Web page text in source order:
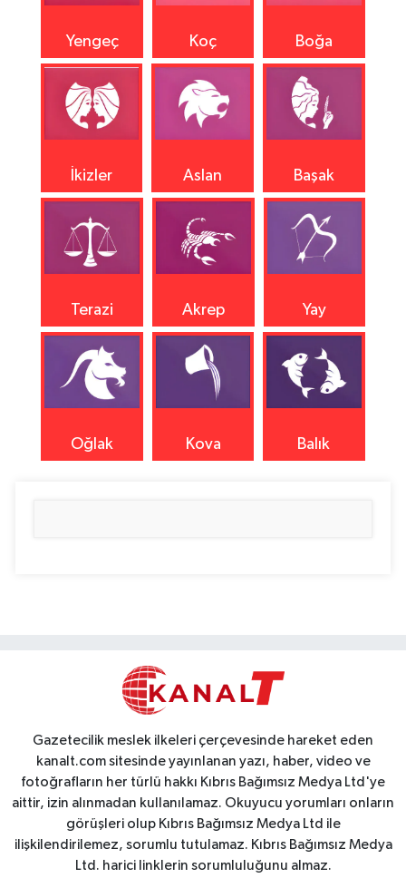
Yengeç Koç Boğa
İkizler Aslan Başak
Terazi Akrep Yay
Oğlak Kova Balık
Gazetecilik meslek ilkeleri çerçevesinde hareket eden
kanalt.com sitesinde yayınlanan yazı, haber, video ve
fotoğrafların her türlü hakkı Kıbrıs Bağımsız Medya Ltd'ye
aittir, izin alınmadan kullanılamaz. Okuyucu yorumları onların
görüşleri olup Kıbrıs Bağımsız Medya Ltd ile
ilişkilendirilemez, sorumlu tutulamaz. Kıbrıs Bağımsız Medya
Ltd. harici linklerin sorumluluğunu almaz.